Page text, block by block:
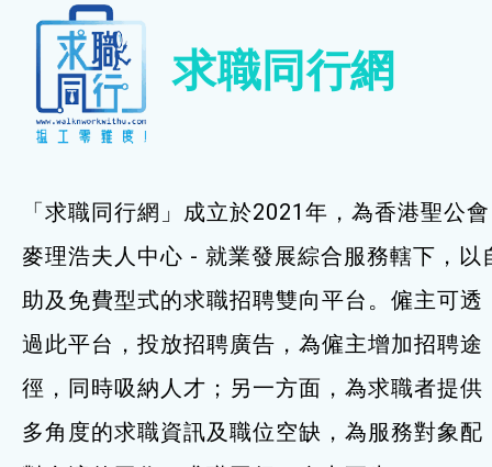
就業及求職
就業及求職
最新資訊 / 招聘會
僱主及企業服務
特別服務項目
最新消息
服務單位及聯絡
求職同行網
「求職同行網」成立於2021年，為香港聖公會
麥理浩夫人中心 - 就業發展綜合服務轄下，以
助及免費型式的求職招聘雙向平台。僱主可透
過此平台，投放招聘廣告，為僱主增加招聘途
徑，同時吸納人才；另一方面，為求職者提供
多角度的求職資訊及職位空缺，為服務對象配